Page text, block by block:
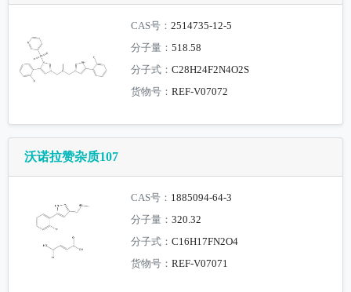
CAS号：2514735-12-5
分子量：518.58
分子式：C28H24F2N4O2S
货物号：REF-V07072
沃诺拉赞杂质107
CAS号： 1885094-64-3
分子量：320.32
分子式：C16H17FN2O4
货物号：REF-V07071